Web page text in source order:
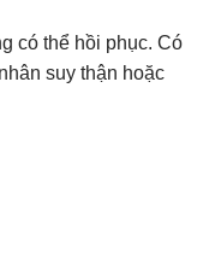
có thể hồi phục. Có
suy thận hoặc